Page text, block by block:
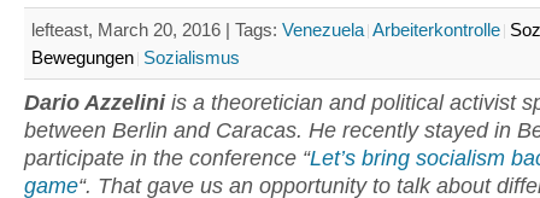
lefteast, March 20, 2016 | Tags: Venezuela Arbeiterkontrolle
Bewegungen Sozialismus
Dario Azzeliniis a theoretician and political activist
between Berlin and Caracas. He recently stayed in
participate in the conference “Let’s bring socialism
game“. That gave us an opportunity to talk about